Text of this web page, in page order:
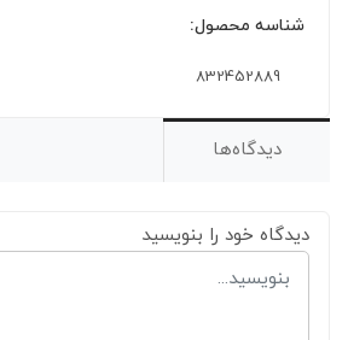
شناسه محصول:
832452889
دیدگاه‌ها
دیدگاه خود را بنویسید